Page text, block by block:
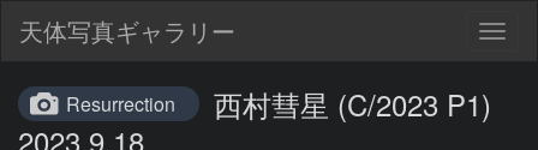
天体写真ギャラリー
Resurrection
西村彗星 (C/2023 P1)
2023.9.18